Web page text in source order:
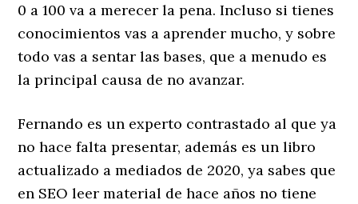
0 a 100 va a merecer la pena. Incluso si tienes
conocimientos vas a aprender mucho, y sobre
todo vas a sentar las bases, que a menudo es
la principal causa de no avanzar.
Fernando es un experto contrastado al que ya
no hace falta presentar, además es un libro
actualizado a mediados de 2020, ya sabes que
en SEO leer material de hace años no tiene